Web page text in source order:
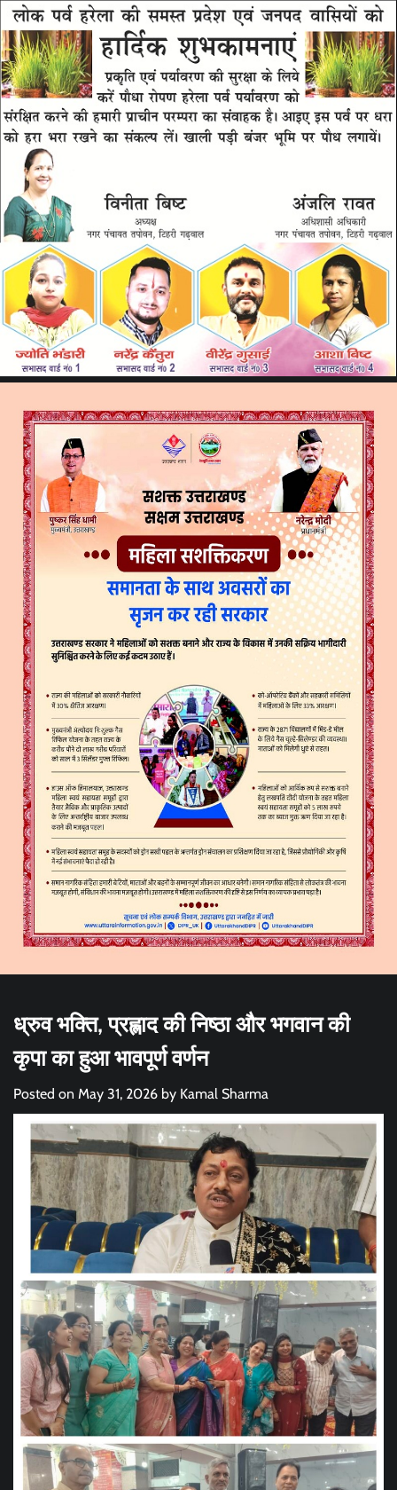
ध्रुव भक्ति, प्रह्लाद की निष्ठा और भगवान की
कृपा का हुआ भावपूर्ण वर्णन
Posted on May 31, 2026 by Kamal Sharma